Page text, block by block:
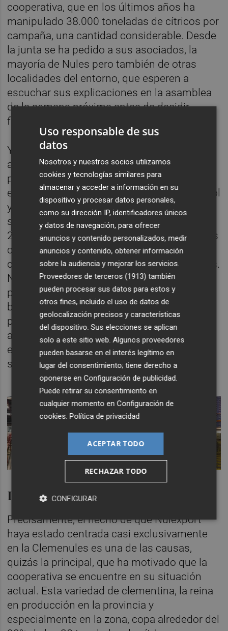
cooperativa, que en los últimos años ha
manipulado 38.000 toneladas de cítricos por
campaña, una cantidad considerable. Desde
la junta se ha pedido a sus asociados, la
mayoría de Nules pero también de otras
localidades del entorno, que esperen a
escuchar sus explicaciones en la asamblea
de la semana próxima antes de decidir
finalmente si abandonan la nave.
Y es que otro de los aspectos que se
abordará en la cita es la posibilidad de
plasmar algún tipo de acuerdo con Sanlúcar,
el gigante agroalimentario con sede en Puçol
y que factura más de 383 millones de euros,
según sus últimas cuentas registradas, de
2017. La compañía, que está presente en los
cinco continentes, trabaja parte de sus
cítricos a través de Llusar, radicada en Xilxes.
No es la primera vez que se habla de esta
posible colaboración y Nulexport, que tiene
bajo su paraguas gran parte de la
producción de las Clemenules más
apreciadas, justo en la zona en que nació
esta variedad, es un socio apetecible en el
sector, reconocen las fuentes.
Dependencia de la Clemenules
Precisamente, el hecho de que Nulexport
haya estado centrada casi exclusivamente
en la Clemenules es una de las causas,
quizás la principal, que ha motivado que la
cooperativa se encuentre en su situación
actual. Esta variedad de clementina, la reina
en producción en la provincia y
especialmente en la zona, copa alrededor del
Uso responsable de sus
datos
Nosotros y nuestros socios utilizamos
cookies y tecnologías similares para
almacenar y acceder a información en su
dispositivo y procesar datos personales,
como su dirección IP, identificadores únicos
y datos de navegación, para ofrecer
anuncios y contenido personalizados, medir
anuncios y contenido, obtener información
sobre la audiencia y mejorar los servicios.
Proveedores de terceros (1913) también
pueden procesar sus datos para estos y
otros fines, incluido el uso de datos de
geolocalización precisos y características
del dispositivo. Sus elecciones se aplican
solo a este sitio web. Algunos proveedores
pueden basarse en el interés legítimo en
lugar del consentimiento; tiene derecho a
oponerse enConfiguración de publicidad.
Puede retirar su consentimiento en
cualquier momento enConfiguración de
cookies.Política de privacidad
ACEPTAR TODO
RECHAZAR TODO
CONFIGURAR